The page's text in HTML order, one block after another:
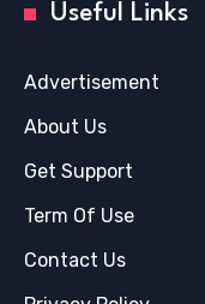
Useful Links
Advertisement
About Us
Get Support
Term Of Use
Contact Us